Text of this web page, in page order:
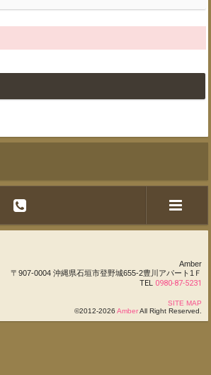
Amber
〒907-0004 沖縄県石垣市登野城655-2豊川アパート1Ｆ
TEL 0980-87-5231
SITE MAP
©2012-2026AmberAll Right Reserved.